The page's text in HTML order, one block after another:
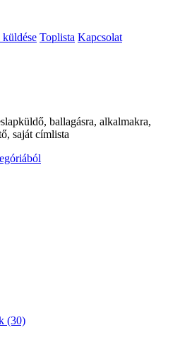
Toplista Kapcsolat
ballagásra, alkalmakra,
saját címlista
(30)